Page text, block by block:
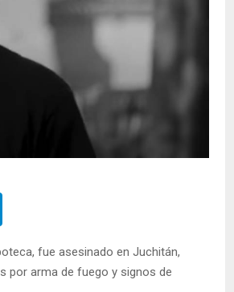
fue asesinado en Juchitán,
por arma de fuego y signos de